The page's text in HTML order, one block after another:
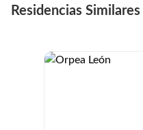
Residencias Similares